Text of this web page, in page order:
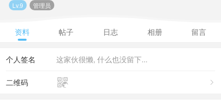
Lv.9 管理员
资料 帖子 日志 相册 留言
这家伙很懒, 什么也没留下...
个人签名


二维码